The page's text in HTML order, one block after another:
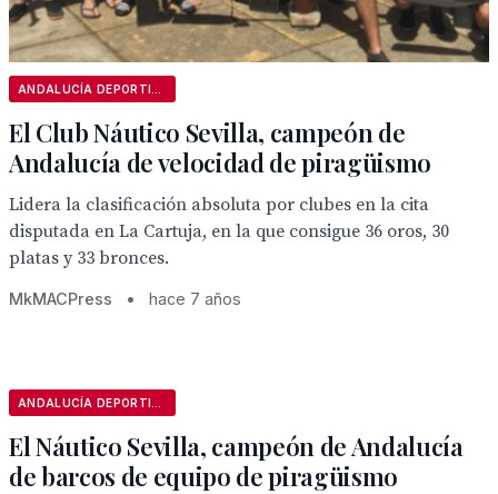
El Club Náutico Sevilla, campeón de
Andalucía de velocidad de piragüismo
Lidera la clasificación absoluta por clubes en la cita
disputada en La Cartuja, en la que consigue 36 oros, 30
platas y 33 bronces.
MkMACPress • hace 7 años
El Náutico Sevilla, campeón de Andalucía
de barcos de equipo de piragüismo